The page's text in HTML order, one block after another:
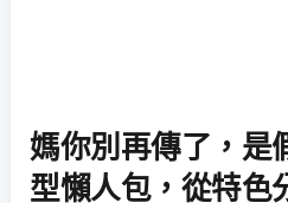
媽你別再傳了，是
型懶人包，從特色